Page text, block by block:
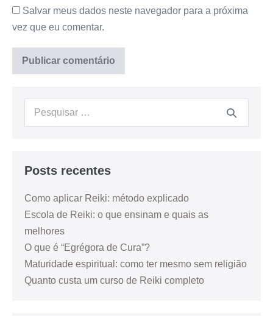
Salvar meus dados neste navegador para a próxima
vez que eu comentar.
Posts recentes
Como aplicar Reiki: método explicado
Escola de Reiki: o que ensinam e quais as
melhores
O que é “Egrégora de Cura”?
Maturidade espiritual: como ter mesmo sem religião
Quanto custa um curso de Reiki completo